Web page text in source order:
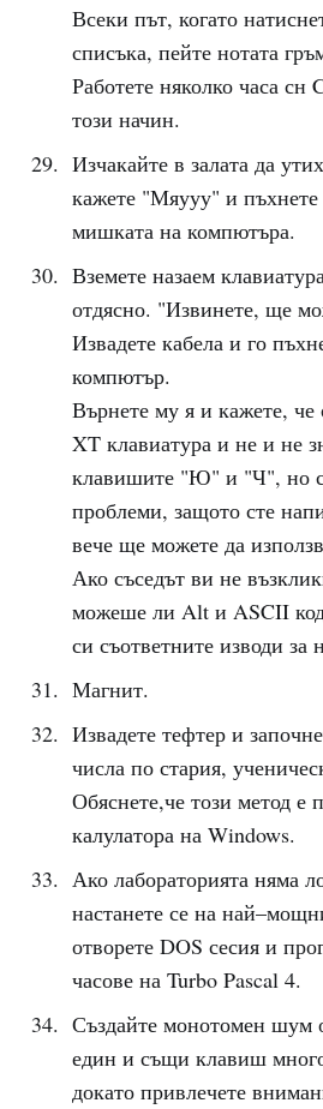
Всеки път, когато
списъка, пейте нотата
Работете няколко часа сн
този начин.
Изчакайте в залата да
кажете "Мяууу" и пъхнете
мишката на компютъра.
Вземете назаем
отдясно. "Извинете, ще
Извадете кабела и го
компютър.
Върнете му я и кажете, че
XT клавиатура и не и не
клавишите "Ю" и "Ч", но
проблеми, защото сте
вече ще можете да
Ако съседът ви не
можеше ли Alt и ASCII
си съответните изводи за
Магнит.
Извадете тефтер и
числа по стария,
Обяснете,че този метод е
калулатора на Windows.
Ако лабораторията няма
настанете се на
отворете DOS сесия и
часове на Turbo Pascal 4.
Създайте монотомен шум
един и същи клавиш
докато привлечете